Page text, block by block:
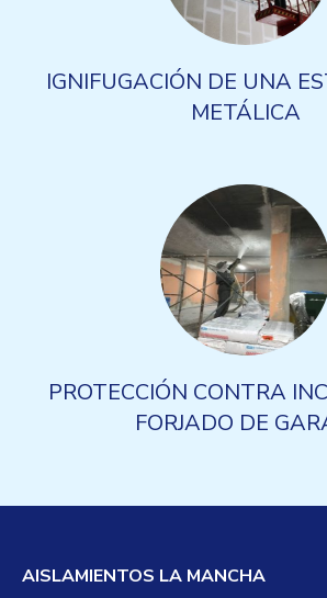
IGNIFUGACIÓN DE UNA
METÁLICA
PROTECCIÓN CONTRA
FORJADO DE
AISLAMIENTOS LA MANCHA